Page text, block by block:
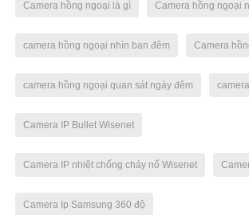
Camera hồng ngoại là gì Camera hồng ngoại
camera hồng ngoại nhìn ban đêm Camera
camera hồng ngoại quan sát ngày đêm
Camera IP Bullet Wisenet
Camera IP nhiệt chống cháy nổ Wisenet
Camera Ip Samsung 360 độ